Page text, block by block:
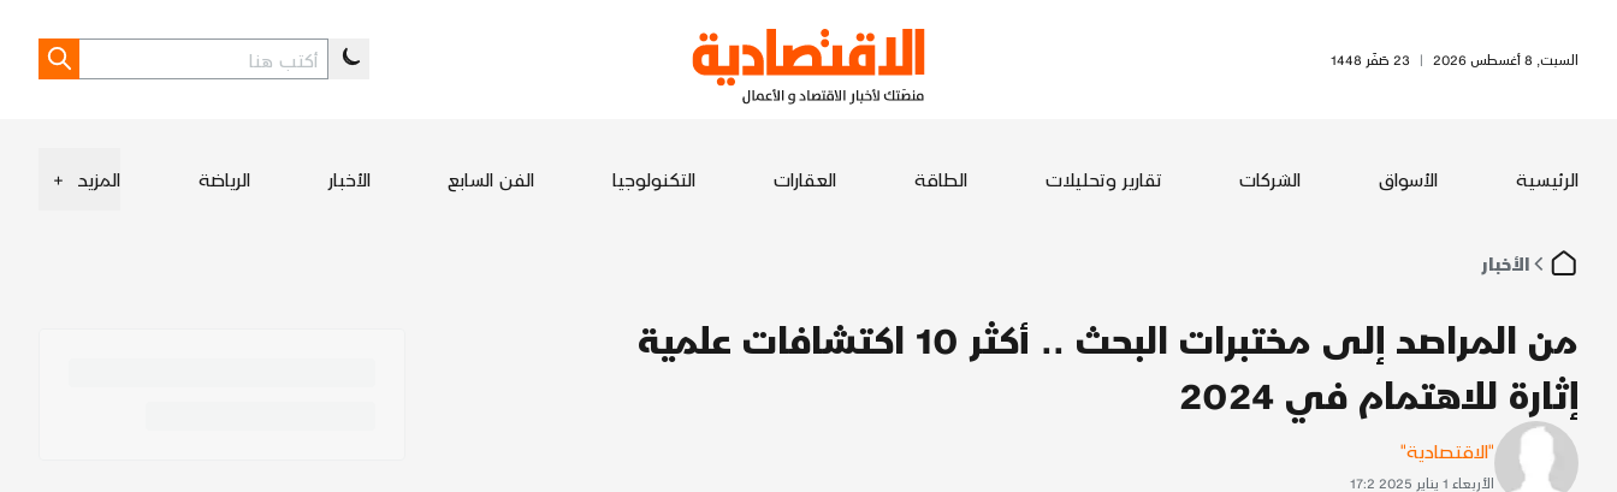
السبت, 8 أغسطس 2026 | 23 صَفَر 1448
الرئيسية الأسواق الشركات تقارير وتحليلات الطاقة العقارات التكنولوجيا الفن السابع الأخبار الرياضة المزيد +
الأخبار
من المراصد إلى مختبرات البحث .. أكثر 10 اكتشافات علمية
إثارة للاهتمام في 2024
"الاقتصادية"
الأربعاء 1 يناير 2025 17:2